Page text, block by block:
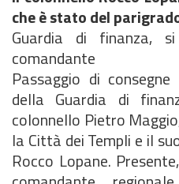
che è stato del
Guardia di finanza,
comandante
Passaggio di
della Guardia di
colonnello Pietro
la Città dei Templi e il
Rocco Lopane.